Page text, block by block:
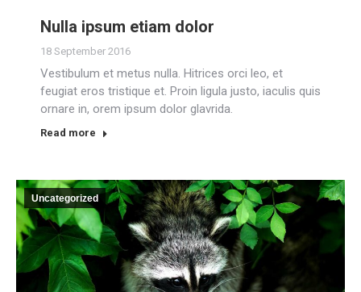
Nulla ipsum etiam dolor
18 September 2016
Vestibulum et metus nulla. Hitrices orci leo, et
feugiat eros tristique et. Proin ligula justo, iaculis quis
ornare in, orem ipsum dolor glavrida.
Read more
Uncategorized